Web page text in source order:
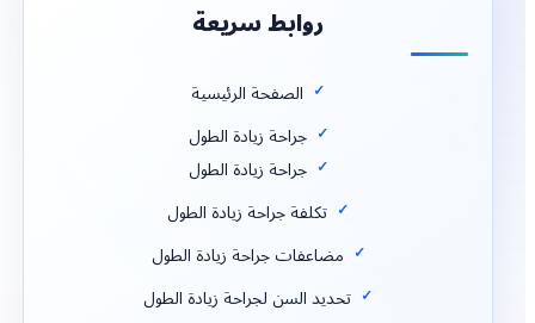
روابط سريعة
الصفحة الرئيسية
جراحة زيادة الطول
جراحة زيادة الطول
تكلفة جراحة زيادة الطول
مضاعفات جراحة زيادة الطول
تحديد السن لجراحة زيادة الطول